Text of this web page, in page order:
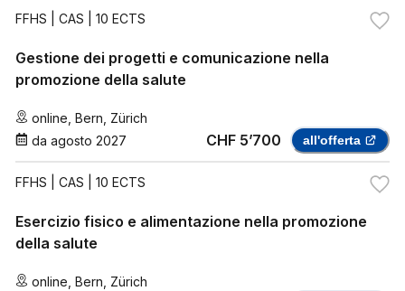
FFHS | CAS | 10 ECTS
Gestione dei progetti e comunicazione nella
promozione della salute
online Bern Zürich
da agosto 2027 CHF 5’700 all'offerta
FFHS | CAS | 10 ECTS
Esercizio fisico e alimentazione nella promozione
della salute
online Bern Zürich